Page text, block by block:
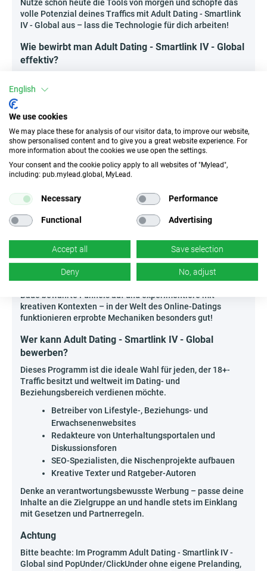
Nutze schon heute die Tools von morgen und schöpfe das
volle Potenzial deines Traffics mit Adult Dating - Smartlink
IV - Global aus – lass die Technologie für dich arbeiten!
Wie bewirbt man Adult Dating - Smartlink IV - Global
effektiv?
Beliebtheit von schnellen Online-Bekanntschaften wächst,
Lösungen! Deshalb kann die richtige Präsentation von Adult
Dating - Smartlink IV - Global zu hervorragenden
Ergebnissen führen.
Prelanding-Page mit subtiler CTA: Erstelle eine
Landingpage, die den Nutzer zum Weiterklicken
animiert, ohne aufdringlich zu wirken – eine
Vergleichende Bewertungen von Dating-Portalen
Schreibe Ranking-Artikel über die besten
Möglichkeiten für anonyme Online-Dates und
platziere darin den Smartlink.
Themenblogs und Mikroseiten
: Fesselnde Artikel,
Dating-Tipps und Hinweise zur Online-Sicherheit
ziehen wirklich interessierte Nutzer an.
Baue bewährte Funnels auf und experimentiere mit
kreativen Kontexten – in der Welt des Online-Datings
funktionieren erprobte Mechaniken besonders gut!
Wer kann Adult Dating - Smartlink IV - Global
bewerben?
Dieses Programm ist die ideale Wahl für jeden, der 18+-
Traffic besitzt und weltweit im Dating- und
Beziehungsbereich verdienen möchte.
Betreiber von Lifestyle-, Beziehungs- und
Erwachsenenwebsites
Redakteure von Unterhaltungsportalen und
Diskussionsforen
SEO-Spezialisten, die Nischenprojekte aufbauen
Kreative Texter und Ratgeber-Autoren
Denke an verantwortungsbewusste Werbung – passe deine
Inhalte an die Zielgruppe an und handle stets im Einklang
mit Gesetzen und Partnerregeln.
Achtung
Bitte beachte: Im Programm Adult Dating - Smartlink IV -
Global sind PopUnder/ClickUnder ohne eigene Prelanding,
English
We use cookies
We may place these for analysis of our visitor data, to improve our website,
show personalised content and to give you a great website experience. For
more information about the cookies we use open the settings.
Your consent and the cookie policy apply to all websites of "Mylead",
including: pub.mylead.global, MyLead.
Necessary Performance
Functional Advertising
Accept all Save selection
Deny No, adjust